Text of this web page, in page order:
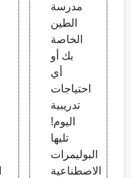
مدرسة
الطين
الخاصة
بك أو
أي
احتياجات
تدريبية
اليوم!
تليها
البوليمرات
الاصطناعية